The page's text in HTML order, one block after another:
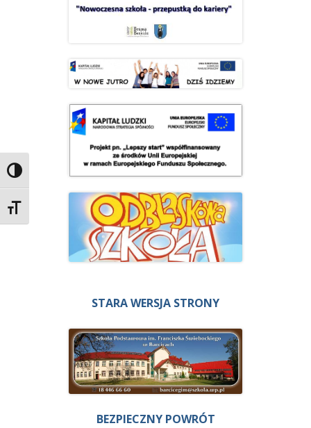
Przełącz wysoki kontrast
Zmień rozmiar czcionek
STARA WERSJA STRONY
BEZPIECZNY POWRÓT